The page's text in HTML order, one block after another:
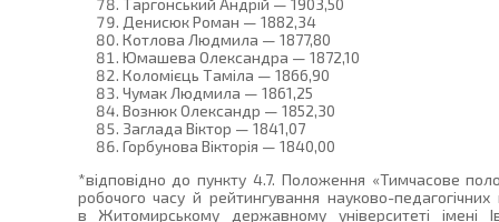
Денисюк Роман — 1882,34
Котлова Людмила — 1877,80
Юмашева Олександра — 1872,10
Коломієць Таміла — 1866,90
Чумак Людмила — 1861,25
Вознюк Олександр — 1852,30
Заглада Віктор — 1841,07
Горбунова Вікторія — 1840,00
*відповідно до пункту 4.7. Положення «Тимчасове
робочого часу й рейтингування науково-
в Житомирському державному університеті імені